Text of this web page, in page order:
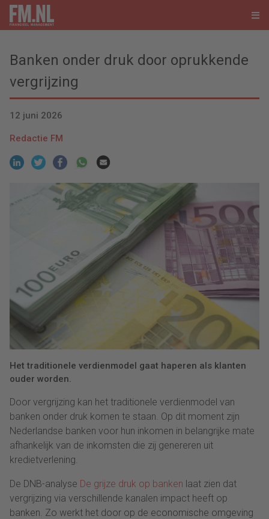
Banken onder druk door oprukkende
vergrijzing
12 juni 2026
Redactie FM
Het traditionele verdienmodel gaat haperen als klanten
ouder worden.
Door vergrijzing kan het traditionele verdienmodel van
banken onder druk komen te staan. Op dit moment zijn
Nederlandse banken voor hun inkomen in belangrijke mate
afhankelijk van de inkomsten die zij genereren uit
kredietverlening.
De DNB-analyse De grijze druk op banken laat zien dat
vergrijzing via verschillende kanalen impact heeft op
banken. Zo werkt het door op de economische omgeving